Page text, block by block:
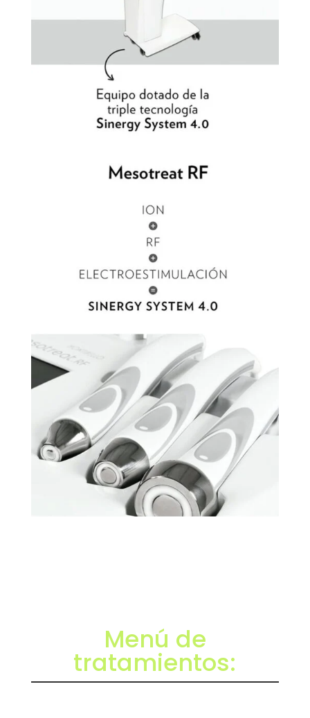
Menú de
tratamientos: